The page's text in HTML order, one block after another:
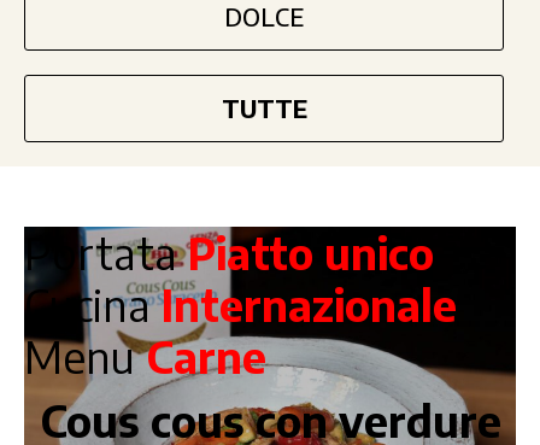
DOLCE
TUTTE
PortataPiatto unico
CucinaInternazionale
MenuCarne
Cous cous con verdure